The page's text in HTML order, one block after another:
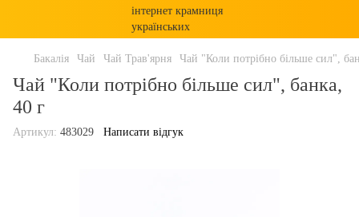
Бакалія Чай Чай Трав'ярня Чай "Коли потрібно більше сил",
Чай "Коли потрібно більше сил", банка,
40 г
Артикул: 483029 Написати відгук